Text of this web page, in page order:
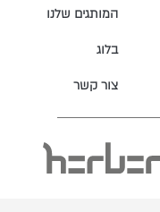
המותגים שלנו
בלוג
צור קשר